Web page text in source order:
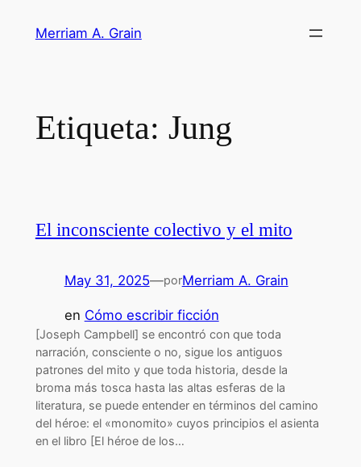
Merriam A. Grain
Etiqueta: Jung
El inconsciente colectivo y el mito
May 31, 2025—porMerriam A. Grain
en Cómo escribir ficción
[Joseph Campbell] se encontró con que toda
narración, consciente o no, sigue los antiguos
patrones del mito y que toda historia, desde la
broma más tosca hasta las altas esferas de la
literatura, se puede entender en términos del camino
del héroe: el «monomito» cuyos principios el asienta
en el libro [El héroe de los…